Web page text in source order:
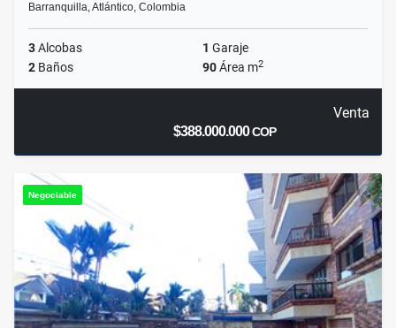
Barranquilla, Atlántico, Colombia
3Alcobas 1 Garaje
2 Baños 90Área m2
Venta
$388.000.000COP
Negociable